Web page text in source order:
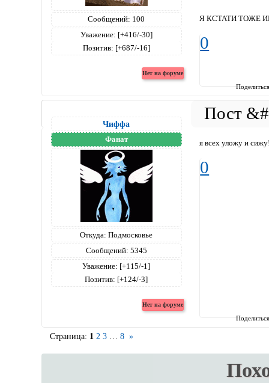
Сообщений: 100
Уважение: [+416/-30]
Позитив: [+687/-16]
Я КСТАТИ ТОЖЕ
0
Чиффа
Фанат
Откуда: Подмосковье
Сообщений: 5345
Уважение: [+115/-1]
Позитив: [+124/-3]
я всех уложу и
0
Страница: 1 2 3 8 »